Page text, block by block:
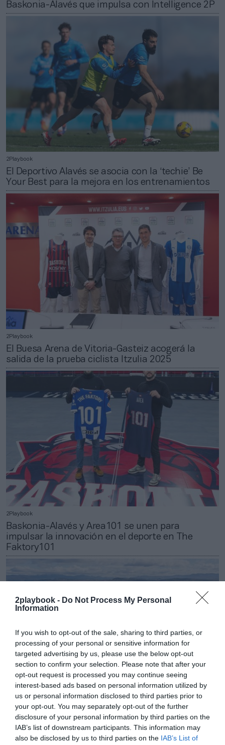
2playbook - Do Not Process My Personal
Information
If you wish to opt-out of the sale, sharing to third parties, or
processing of your personal or sensitive information for
targeted advertising by us, please use the below opt-out
section to confirm your selection. Please note that after your
opt-out request is processed you may continue seeing
interest-based ads based on personal information utilized by
us or personal information disclosed to third parties prior to
your opt-out. You may separately opt-out of the further
disclosure of your personal information by third parties on the
IAB’s list of downstream participants. This information may
also be disclosed by us to third parties on the IAB’s List of
Baskonia-Alavés que impulsa con Intelligence 2P
2Playbook
El Deportivo Alavés se asocia con la ‘techie’ Be
Your Best para la mejora en los entrenamientos
2Playbook
El Buesa Arena de Vitoria-Gasteiz acogerá la
salida de la prueba ciclista Itzulia 2025
2Playbook
Baskonia-Alavés y Area101 se unen para
impulsar la innovación en el deporte en The
Faktory101
Baskonia-Alavés lanza el proyecto Ondare con
una inversión de 96 millones de euros